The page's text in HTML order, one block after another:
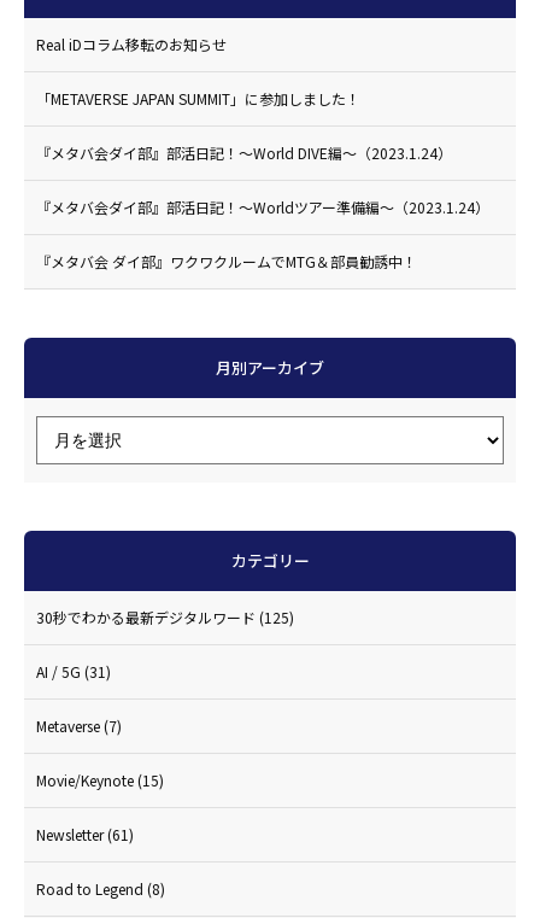
Real iDコラム移転のお知らせ
「METAVERSE JAPAN SUMMIT」に参加しました！
『メタバ会ダイ部』部活日記！〜World DIVE編〜（2023.1.24）
『メタバ会ダイ部』部活日記！〜Worldツアー準備編〜（2023.1.24）
『メタバ会 ダイ部』ワクワクルームでMTG＆部員勧誘中！
月別アーカイブ
カテゴリー
30秒でわかる最新デジタルワード (125)
AI / 5G (31)
Metaverse(7)
Movie/Keynote(15)
Newsletter(61)
Road to Legend (8)